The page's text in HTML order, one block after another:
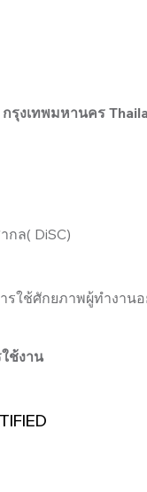
รุงเทพมหานคร
ล( DiSC)
รใช้ศักยภาพผู้ทำงาน
ช้งาน